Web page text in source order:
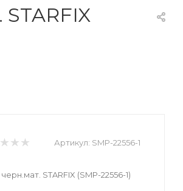
Артикул: SMP-22556-1
STARFIX (SMP-22556-1)